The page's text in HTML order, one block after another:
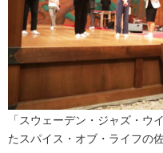
「スウェーデン・ジャズ・ウ
たスパイス・オブ・ライフの